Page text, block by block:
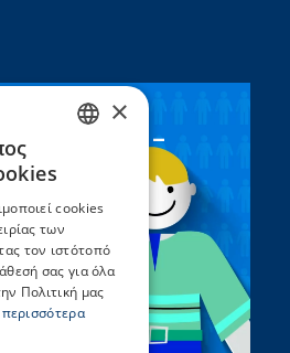
ΣEEN –
×
cookies
των
τον ιστότοπό
σας για όλα
Πολιτική μας